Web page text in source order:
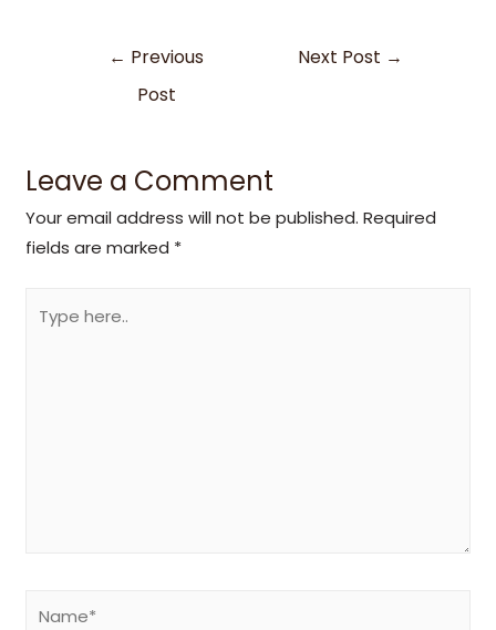
← Previous
Post
Next Post →
Leave a Comment
Your email address will not be published. Required
fields are marked *